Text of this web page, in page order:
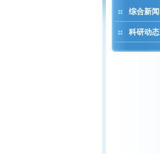
综合新闻
科研动态